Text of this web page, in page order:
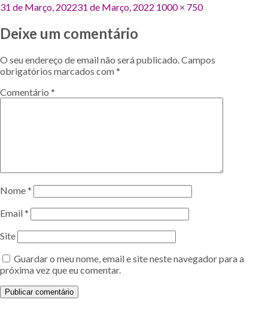
Publicado
31 de Março, 202231 de Março, 2022 Tamanho
1000 × 750
Deixe um comentário
O seu endereço de email não será publicado.Campos
obrigatórios marcados com*
Comentário *
Nome*
Email*
Site
Guardar o meu nome, email e site neste navegador para a
próxima vez que eu comentar.